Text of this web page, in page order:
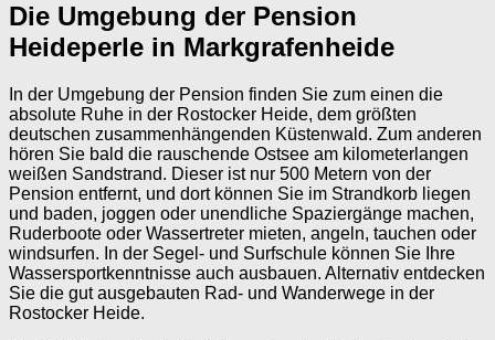
Die Umgebung der Pension
Heideperle in Markgrafenheide
In der Umgebung der Pension finden Sie zum einen die
absolute Ruhe in der Rostocker Heide, dem größten
deutschen zusammenhängenden Küstenwald. Zum anderen
hören Sie bald die rauschende Ostsee am kilometerlangen
weißen Sandstrand. Dieser ist nur 500 Metern von der
Pension entfernt, und dort können Sie im Strandkorb liegen
und baden, joggen oder unendliche Spaziergänge machen,
Ruderboote oder Wassertreter mieten, angeln, tauchen oder
windsurfen. In der Segel- und Surfschule können Sie Ihre
Wassersportkenntnisse auch ausbauen. Alternativ entdecken
Sie die gut ausgebauten Rad- und Wanderwege in der
Rostocker Heide.